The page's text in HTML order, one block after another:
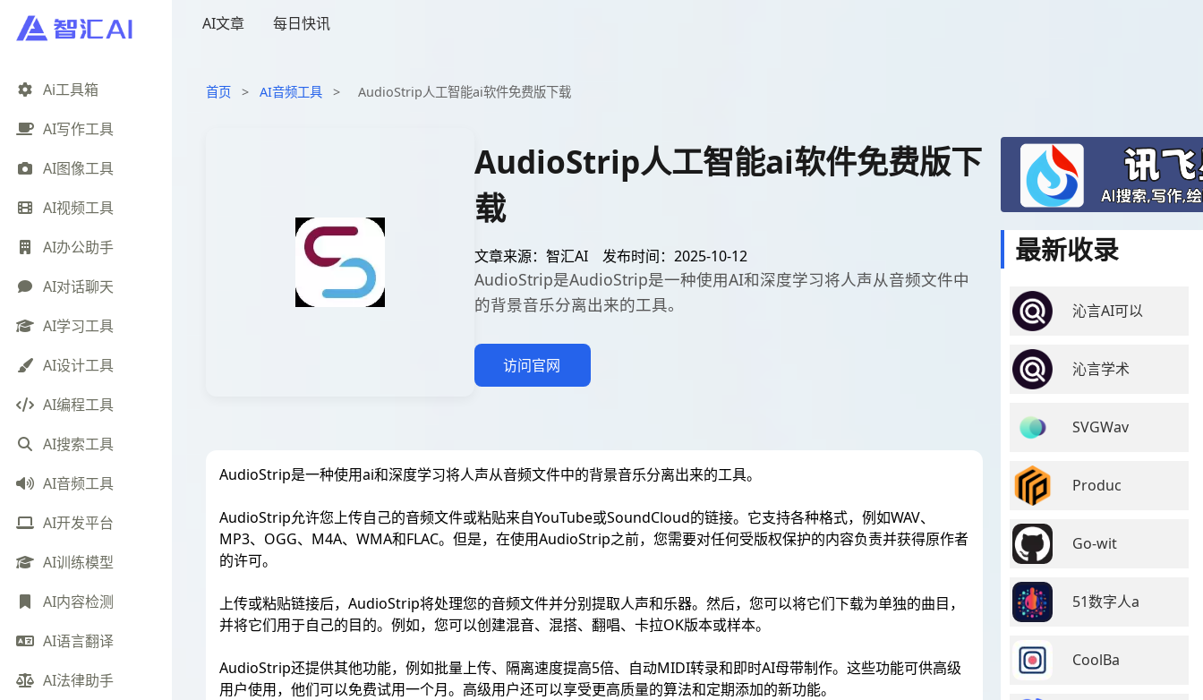
Ai工具箱
AI写作工具
AI图像工具
AI视频工具
AI办公助手
AI对话聊天
AI学习工具
AI设计工具
AI编程工具
AI搜索工具
AI音频工具
AI开发平台
AI训练模型
AI内容检测
AI语言翻译
AI法律助手
AI文章 每日快讯
首页 > AI音频工具 > AudioStrip人工智能ai软件免费版下载
AudioStrip人工智能ai软件免费版下
载
文章来源：智汇AI 发布时间：2025-10-12
AudioStrip是AudioStrip是一种使用AI和深度学习将人声从音频文件中
的背景音乐分离出来的工具。
访问官网
AudioStrip是一种使用ai和深度学习将人声从音频文件中的背景音乐分离出来的工具。
AudioStrip允许您上传自己的音频文件或粘贴来自YouTube或SoundCloud的链接。它支持各种格式，例如WAV、
MP3、OGG、M4A、WMA和FLAC。但是，在使用AudioStrip之前，您需要对任何受版权保护的内容负责并获得原作者
的许可。
上传或粘贴链接后，AudioStrip将处理您的音频文件并分别提取人声和乐器。然后，您可以将它们下载为单独的曲目，
并将它们用于自己的目的。例如，您可以创建混音、混搭、翻唱、卡拉OK版本或样本。
AudioStrip还提供其他功能，例如批量上传、隔离速度提高5倍、自动MIDI转录和即时AI母带制作。这些功能可供高级
用户使用，他们可以免费试用一个月。高级用户还可以享受更高质量的算法和定期添加的新功能。
最新收录
沁言AI可以
沁言学术
SVGWav
Produc
Go-wit
51数字人a
CoolBa